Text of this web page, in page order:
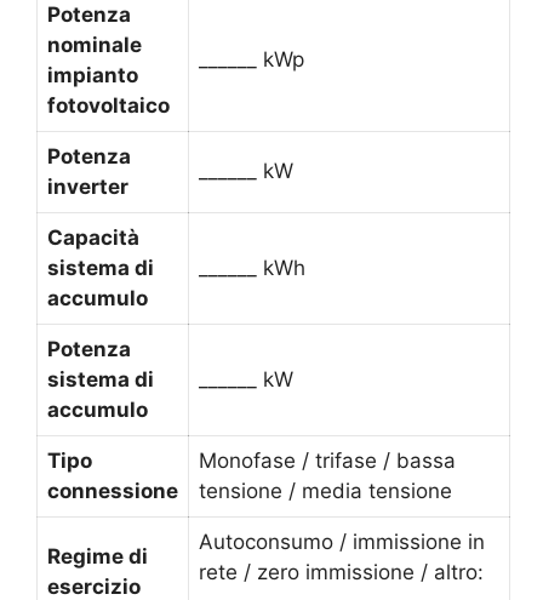
Potenza
nominale
impianto
fotovoltaico
______ kWp
Potenza
inverter
______ kW
Capacità
sistema di
accumulo
______ kWh
Potenza
sistema di
accumulo
______ kW
Tipo
connessione
Monofase / trifase / bassa
tensione / media tensione
Regime di
esercizio
Autoconsumo / immissione in
rete / zero immissione / altro: